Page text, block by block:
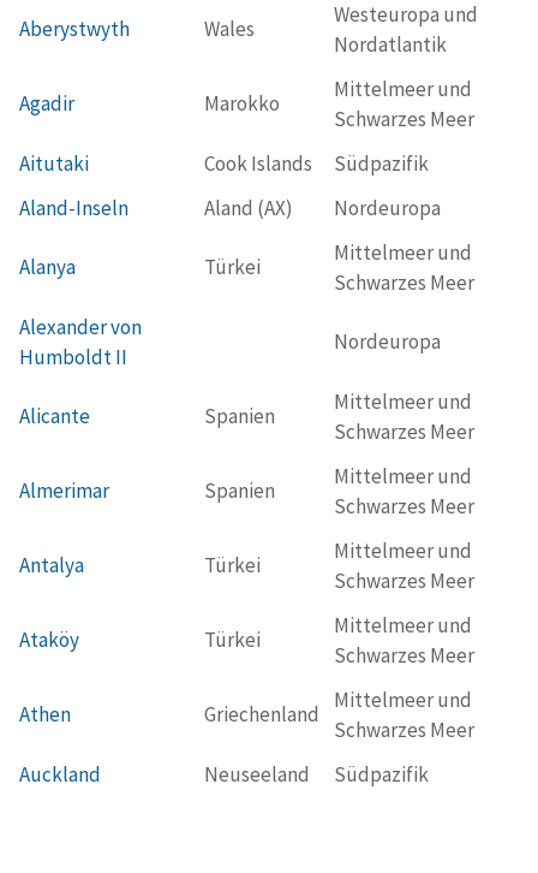
Aberystwyth Wales
Westeuropa und
Nordatlantik
Agadir Marokko
Mittelmeer und
Schwarzes Meer
Aitutaki
Cook Islands
Südpazifik
Aland-Inseln
Aland (AX) Nordeuropa
Alanya Türkei
Mittelmeer und
Schwarzes Meer
Alexander von
Humboldt II
Nordeuropa
Alicante Spanien
Mittelmeer und
Schwarzes Meer
Almerimar Spanien
Mittelmeer und
Schwarzes Meer
Antalya Türkei
Mittelmeer und
Schwarzes Meer
Ataköy Türkei
Mittelmeer und
Schwarzes Meer
Athen Griechenland
Mittelmeer und
Schwarzes Meer
Auckland
Neuseeland Südpazifik